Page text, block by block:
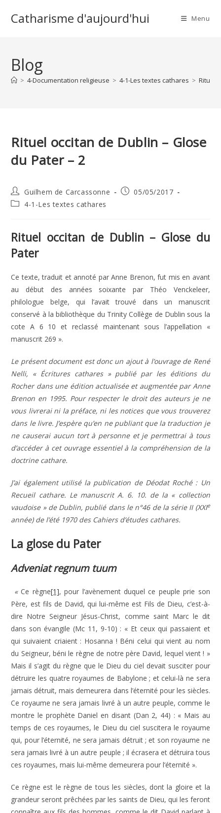
Catharisme d'aujourd'hui Menu
Blog
> 4-Documentation religieuse > 4-1-Les textes cathares > Rituel
Rituel occitan de Dublin – Glose
du Pater – 2
Auteur/autrice
de
la
Guilhem de Carcassonne
Publication
05/05/2017
Post4-1-Les textes cathares
Rituel occitan de Dublin – Glose du
Pater
Ce texte, traduit et annoté par Anne Brenon, fut mis en avant
au début des années soixante par Théo Venckeleer,
philologue belge, qui l’avait trouvé dans un manuscrit
conservé à la bibliothèque du Trinity Collège de Dublin sous la
cote A 6 10 et reclassé maintenant sous l’appellation «
manuscrit 269 ».
Le présent document est donc un ajout à l’ouvrage de René
Nelli, « Écritures cathares » publié par les éditions du
Rocher dans une édition actualisée et augmentée par Anne
Brenon en 1995. Pour respecter le droit des auteurs je ne
vous livrerai ni la préface, ni les notices que vous trouverez
dans le livre. J’espère qu’en ne publiant que la traduction je
ne causerai aucun tort à personne et je permettrai à tous
d’accéder à cet ouvrage essentiel à la compréhension de la
doctrine cathare.
J’ai également utilisé la publication de Déodat Roché : Un
Recueil cathare. Le manuscrit A. 6. 10. de la « collection
vaudoise » de Dublin, publié dans le n°46 de la série II (XXIe
année) de l’été 1970 des Cahiers d’études cathares.
La glose du Pater
Adveniat regnum tuum
«Ce règne[1], pour l’avènement duquel ce peuple prie son
Père, est fils de David, qui lui-même est Fils de Dieu, c’est-à-
dire Notre Seigneur Jésus-Christ, comme saint Marc le dit
dans son évangile (Mc 11, 9-10) : « Et ceux qui passaient et
qui suivaient criaient : Hosanna ! Béni celui qui vient au nom
du Seigneur, béni le règne de notre père David, lequel vient ! »
Mais il s’agit du règne que le Dieu du ciel devait susciter pour
détruire les quatre royaumes de Babylone ; et celui-là ne sera
jamais détruit, mais demeurera dans l’éternité pour les siècles.
Ce royaume ne sera jamais livré à un autre peuple, comme le
montre le prophète Daniel en disant (Dan 2, 44) : « Mais au
temps de ces royaumes, le Dieu du ciel suscitera le royaume
qui, pour l’éternité, ne sera jamais détruit ; et son royaume ne
sera jamais livré à un autre peuple ; il écrasera et détruira tous
ces royaumes, mais lui-même demeurera pour l’éternité ».
Ce règne est le règne de tous les siècles, dont la gloire et la
grandeur seront prêchées par les saints de Dieu, qui les feront